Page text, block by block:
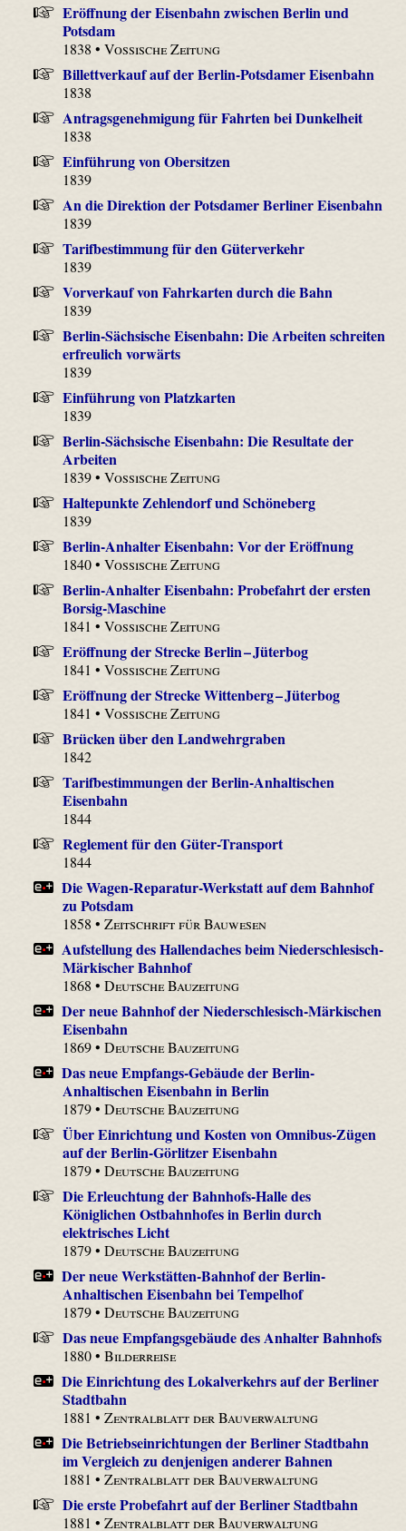
Eröffnung der Eisenbahn zwischen Berlin und
Potsdam
1838 •Vossische Zeitung
Billettverkauf auf der Berlin-Potsdamer Eisenbahn
1838
Antragsgenehmigung für Fahrten bei Dunkelheit
1838
Einführung von Obersitzen
1839
An die Direktion der Potsdamer Berliner Eisenbahn
1839
Tarifbestimmung für den Güterverkehr
1839
Vorverkauf von Fahrkarten durch die Bahn
1839
Berlin-Sächsische Eisenbahn: Die Arbeiten schreiten
erfreulich vorwärts
1839
Einführung von Platzkarten
1839
Berlin-Sächsische Eisenbahn: Die Resultate der
Arbeiten
1839 •Vossische Zeitung
Haltepunkte Zehlendorf und Schöneberg
1839
Berlin-Anhalter Eisenbahn: Vor der Eröffnung
1840 •Vossische Zeitung
Berlin-Anhalter Eisenbahn: Probefahrt der ersten
Borsig-Maschine
1841 •Vossische Zeitung
Eröffnung der Strecke Berlin – Jüterbog
1841 •Vossische Zeitung
Eröffnung der Strecke Wittenberg – Jüterbog
1841 •Vossische Zeitung
Brücken über den Landwehrgraben
1842
Tarifbestimmungen der Berlin-Anhaltischen
Eisenbahn
1844
Reglement für den Güter-Transport
1844
Die Wagen-Reparatur-Werkstatt auf dem Bahnhof
zu Potsdam
1858 •Zeitschrift für Bauwesen
Aufstellung des Hallendaches beim Niederschlesisch-
Märkischer Bahnhof
1868 •Deutsche Bauzeitung
Der neue Bahnhof der Niederschlesisch-Märkischen
Eisenbahn
1869 •Deutsche Bauzeitung
Das neue Empfangs-Gebäude der Berlin-
Anhaltischen Eisenbahn in Berlin
1879 •Deutsche Bauzeitung
Über Einrichtung und Kosten von Omnibus-Zügen
auf der Berlin-Görlitzer Eisenbahn
1879 •Deutsche Bauzeitung
Die Erleuchtung der Bahnhofs-Halle des
Königlichen Ostbahnhofes in Berlin durch
elektrisches Licht
1879 •Deutsche Bauzeitung
Der neue Werkstätten-Bahnhof der Berlin-
Anhaltischen Eisenbahn bei Tempelhof
1879 •Deutsche Bauzeitung
Das neue Empfangsgebäude des Anhalter Bahnhofs
1880 •Bilderreise
Die Einrichtung des Lokalverkehrs auf der Berliner
Stadtbahn
1881 •Zentralblatt der Bauverwaltung
Die Betriebseinrichtungen der Berliner Stadtbahn
im Vergleich zu denjenigen anderer Bahnen
1881 •Zentralblatt der Bauverwaltung
Die erste Probefahrt auf der Berliner Stadtbahn
1881 •Zentralblatt der Bauverwaltung